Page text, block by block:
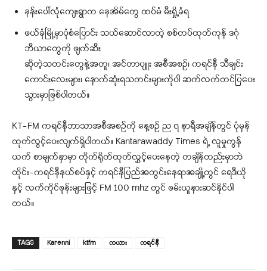
နန်းပေါ်လုံကျေးရွာက နေအိမ်တွေ ထပ်မံ မီးရှို့ခံရ
ဖယ်ခုံမြို့မှာပုံစံပြောင်း သယ်ဆောင်လာတဲ့ စစ်တပ်ထုတ်ကုန် ဒဂုံ
ဘီယာတွေကို ဖျက်ဆီး
ဆိုတဲ့သတင်းတွေနဲ့အတူ၊ အင်တာပျူး အစီအစဉ်၊ ကရင်နီ သီချင်း
ကောင်းလေးများ၊ နောက်ဆုံးရသတင်းများကိုပါ ဆက်လက်တင်ပြပေး
သွားမှာဖြစ်ပါတယ်။
KT-FM ကရင်နီဘာသာအစီအစဉ်ကို နေ့စဉ် ည ၇ နာရီအချိန်တွင် ပုံမှန်
ထုတ်လွင့်ပေးလျက်ရှိပါတယ်။ Kantarawaddy Times ရဲ့ လူမှုကွန်
ယက် စာမျက်နှာမှာ တိုက်ရိုတ်ထုတ်လွှင့်ပေးနေတဲ့ တချိန်တည်းမှာဘဲ
ထိုင်း-ကရင်နီနယ်စပ်နှင့် ကရင်နီပြည်အတွင်းနေရာအချို့တွင် ရေဒီယို
နှင့် လက်ကိုင်ဖုန်းများဖြင့် FM 100 mhz တွင် ဖမ်းယူနားဆင်နိုင်ပါ
တယ်။
TAGS Karenni ktfm ကယား ကရင်နီ